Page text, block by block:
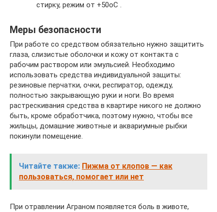
стирку, режим от +50оС .
Меры безопасности
При работе со средством обязательно нужно защитить
глаза, слизистые оболочки и кожу от контакта с
рабочим раствором или эмульсией. Необходимо
использовать средства индивидуальной защиты:
резиновые перчатки, очки, респиратор, одежду,
полностью закрывающую руки и ноги. Во время
растрескивания средства в квартире никого не должно
быть, кроме обработчика, поэтому нужно, чтобы все
жильцы, домашние животные и аквариумные рыбки
покинули помещение.
Читайте также: Пижма от клопов — как
пользоваться, помогает или нет
При отравлении Аграном появляется боль в животе,